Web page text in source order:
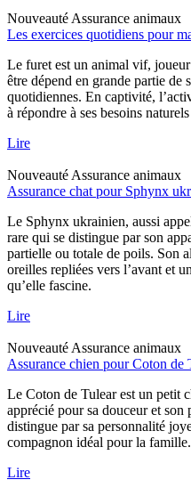
Nouveauté Assurance animaux
Les exercices quotidiens pour
Le furet est un animal vif,
être dépend en grande partie de
quotidiennes. En captivité,
à répondre à ses besoins
Lire
Nouveauté Assurance animaux
Assurance chat pour Sphynx
Le Sphynx ukrainien, aussi
rare qui se distingue par son
partielle ou totale de poils. Son
oreilles repliées vers l’avant et
qu’elle fascine.
Lire
Nouveauté Assurance animaux
Assurance chien pour Coton de
Le Coton de Tulear est un petit
apprécié pour sa douceur et son
distingue par sa personnalité
compagnon idéal pour la famille.
Lire